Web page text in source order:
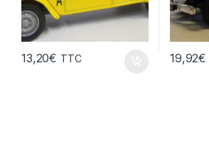
13,20€ TTC 19,92€